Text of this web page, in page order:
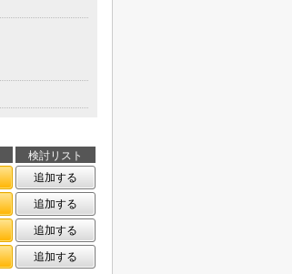
検討リスト
追加する
追加する
追加する
追加する